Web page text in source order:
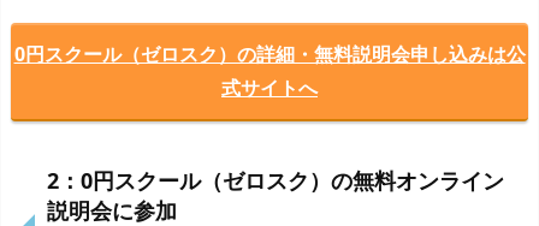
0円スクール（ゼロスク）の詳細・無料説明会申し込みは公
式サイトへ
2：0円スクール（ゼロスク）の無料オンライン
説明会に参加